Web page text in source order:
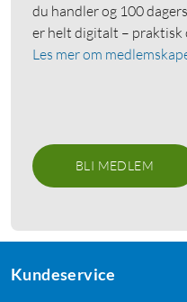
du handler og 100
er helt digitalt – praktisk
Les mer om
BLI MEDLEM
Kundeservice